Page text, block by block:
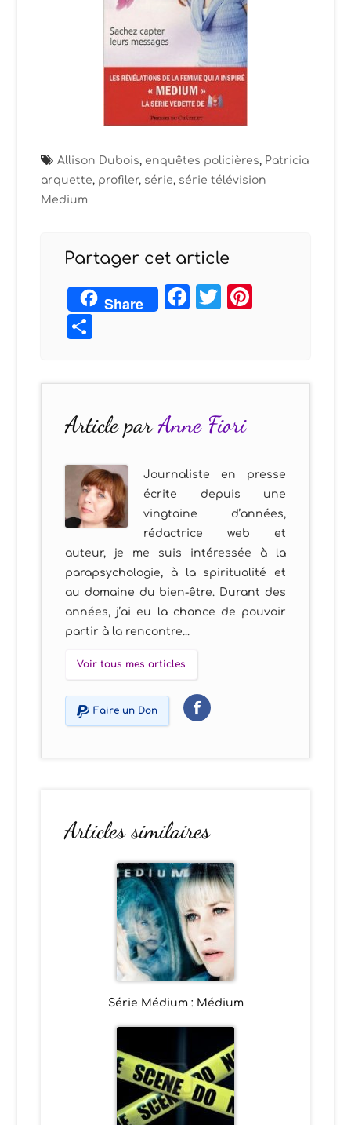
Allison Dubois, enquêtes policières, Patricia
arquette, profiler, série, série télévision
Medium
Partager cet article
Share Facebook
Twitter
Article parAnne Fiori
Journaliste en presse
écrite depuis une
vingtaine d’années,
rédactrice web et
auteur, je me suis intéressée à la
parapsychologie, à la spiritualité et
au domaine du bien-être. Durant des
années, j’ai eu la chance de pouvoir
partir à la rencontre...
Voir tous mes articles
Faire un Don
Articles similaires
Série Médium : Médium